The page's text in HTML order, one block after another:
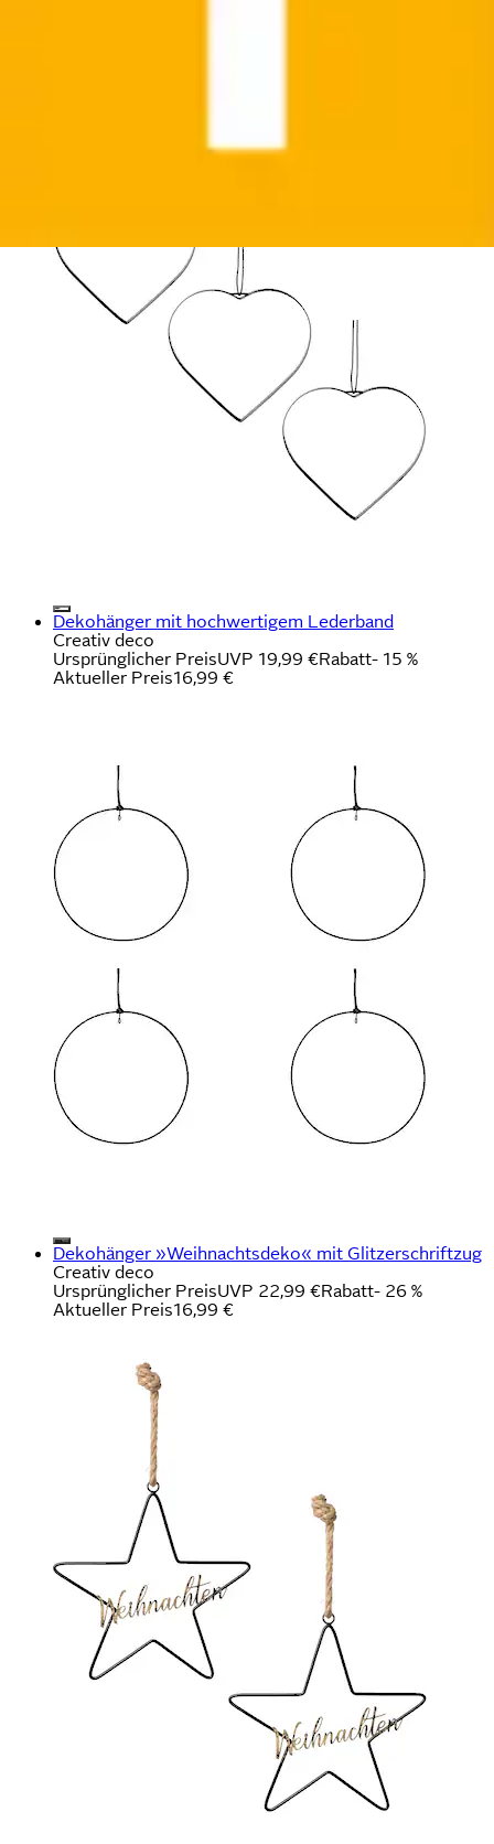
Dekohänger mit hochwertigem Lederband
Creativ deco
Ursprünglicher PreisUVP 19,99 €Rabatt- 15 %
Aktueller Preis16,99 €
Dekohänger »Weihnachtsdeko« mit Glitzerschriftzug
Creativ deco
Ursprünglicher PreisUVP 22,99 €Rabatt- 26 %
Aktueller Preis16,99 €